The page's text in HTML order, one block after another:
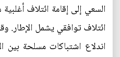
السعي إلى إقامة ائتلاف أغلبية
ائتلاف توافقي يشمل الإطار.
اندلاع اشتباكات مسلحة بين